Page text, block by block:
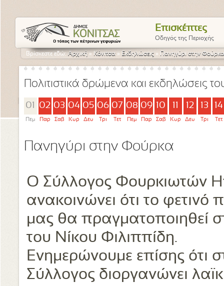
Επισκέπτες
Οδηγός της Περιοχής
Βρίσκεστε εδώ:Αρχική » Κόνιτσα » Εκδηλώσεις » Πανηγύρι στην Φούρκα
Πολιτιστικά δρώμενα και εκδηλώσεις
01
Πεμ
02
Παρ
03
Σαβ
04
Κυρ
05
Δευ
06
Τρι
07
Τετ
08
Πεμ
09
Παρ
10
Σαβ Κυρ
12
Δευ
13
Τρι
14
Τετ
Πανηγύρι στην Φούρκα
Ο Σύλλογος Φουρκιωτών
ανακοινώνει ότι το
μας θα πραγματοποιηθεί
του Νίκου Φιλιππίδη.
Ενημερώνουμε επίσης ότι
Σύλλογος διοργανώνει